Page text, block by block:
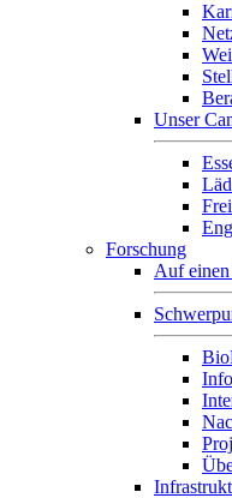
Unser
Forschung
Auf